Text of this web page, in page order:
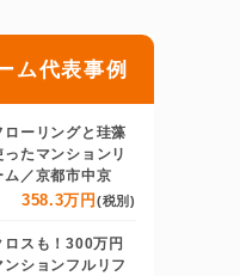
ム代表事例
ローリングと珪藻
ったマンションリ
ム／京都市中京
358.3万円 (税別)
ロスも！300万円
ンションフルリフ